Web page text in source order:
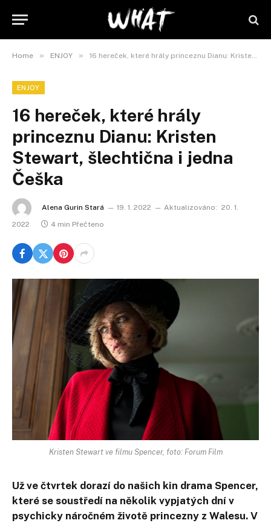
Home » ENJOY » 16 hereček, které hrály princeznu Dianu: Kristen Stewart, šlechtična i jedna Češka
ENJOY
16 hereček, které hrály
princeznu Dianu: Kristen
Stewart, šlechtična i jedna
Češka
Alena Gurin Stará 19. 1. 2022 Aktualizováno: 20. 1.
2022
4 min Přečteno
Kristen Stewart ve filmu Spencer, foto: Forum Film
Už ve čtvrtek dorazí do našich kin drama Spencer,
které se soustředí na několik vypjatých dní v
psychicky náročném životě princezny z Walesu. V